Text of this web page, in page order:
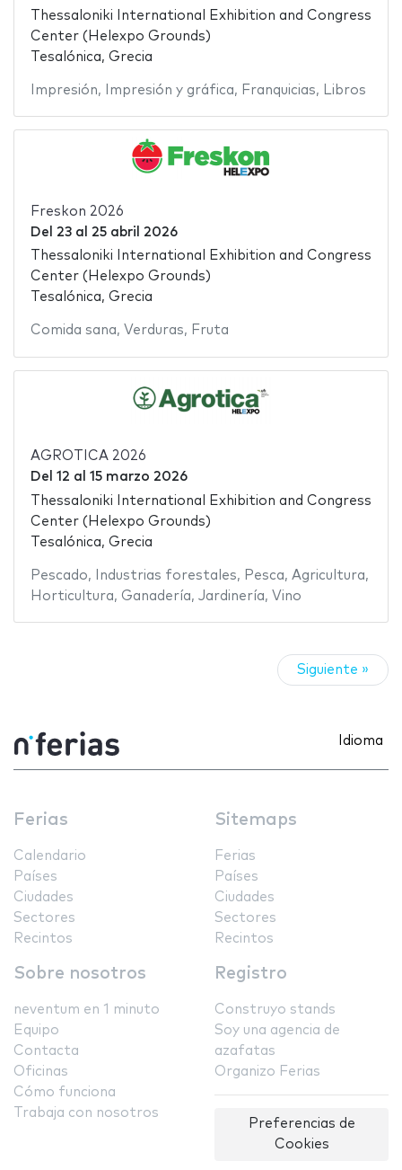
Thessaloniki International Exhibition and Congress
Center (Helexpo Grounds)
Tesalónica, Grecia
Impresión, Impresión y gráfica, Franquicias, Libros
Freskon 2026
Del 23al 25 abril 2026
Thessaloniki International Exhibition and Congress
Center (Helexpo Grounds)
Tesalónica, Grecia
Comida sana, Verduras, Fruta
AGROTICA 2026
Del 12 al 15 marzo 2026
Thessaloniki International Exhibition and Congress
Center (Helexpo Grounds)
Tesalónica, Grecia
Pescado, Industrias forestales, Pesca, Agricultura,
Horticultura, Ganadería, Jardinería, Vino
Siguiente »
Idioma
Ferias
Calendario
Países
Ciudades
Sectores
Recintos
Sitemaps
Ferias
Países
Ciudades
Sectores
Recintos
Sobre nosotros
neventum en 1 minuto
Equipo
Contacta
Oficinas
Cómo funciona
Trabaja con nosotros
Registro
Construyo stands
Soy una agencia de
azafatas
Organizo Ferias
Preferencias de
Cookies